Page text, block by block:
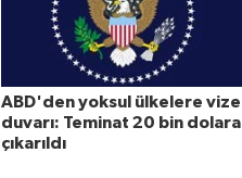
ABD'den yoksul ülkelere vize
duvarı: Teminat 20 bin dolara
çıkarıldı